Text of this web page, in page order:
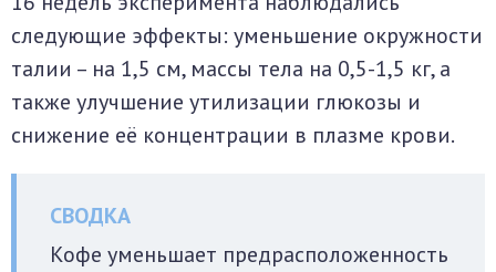
следующие эффекты: уменьшение окружности
талии – на 1,5 см, массы тела на 0,5-1,5 кг, а
также улучшение утилизации глюкозы и
снижение её концентрации в плазме крови.
Кофе уменьшает предрасположенность